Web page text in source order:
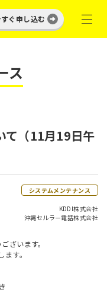
ぐ申し込む
ス
て（11月19日午
システムメンテナンス
KDDI株式会社
沖縄セルラー電話株式会社
ざいます。
す。